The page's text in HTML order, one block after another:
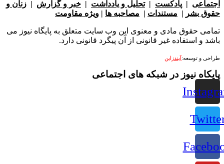
|پادکست|تحلیل و یادداشت|خبر و گزارش| زنان و
بشر| مستندات|مصاحبه ها|ویژه مقاومت
حقوق مادی و معنوی این وب سایت متعلق به پایگاه نیوز می
استفاده غیر قانونی از آن پیگرد قانونی دارد.
توسعه: آیندزاین
نیوز در شبکه های اجتماعی